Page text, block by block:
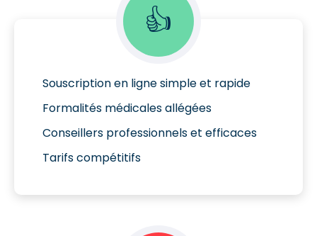
👍
Souscription en ligne simple et rapide
Formalités médicales allégées
Conseillers professionnels et efficaces
Tarifs compétitifs